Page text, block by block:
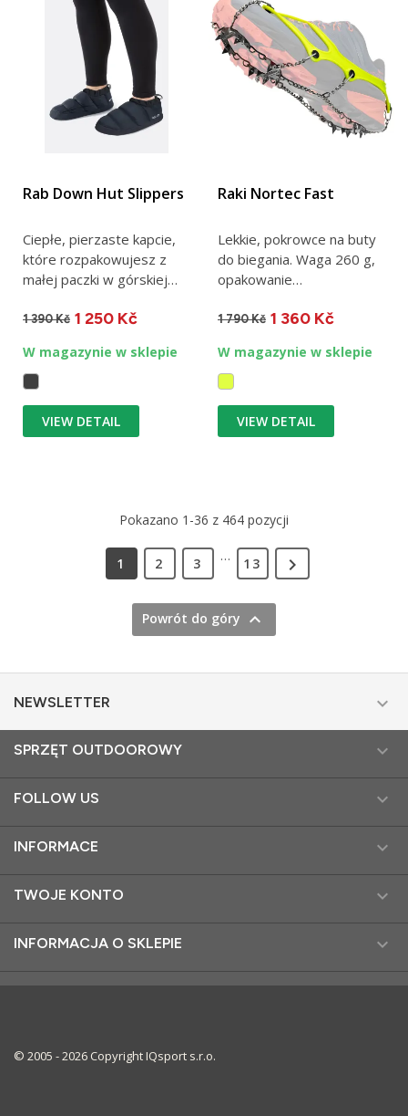
Rab Down Hut Slippers
Ciepłe, pierzaste kapcie,
które rozpakowujesz z
małej paczki w górskiej
1 390 Kč 1 250 Kč
W magazynie w sklepie
VIEW DETAIL
Raki Nortec Fast
Lekkie, pokrowce na buty
do biegania. Waga 260 g,
opakowanie
Przeznaczone do...
1 790 Kč 1 360 Kč
W magazynie w sklepie
VIEW DETAIL
Pokazano 1-36 z 464 pozycji
1 2 3 … 13 
Powrót do góry 
NEWSLETTER 
SPRZĘT OUTDOOROWY 
FOLLOW US 
INFORMACE 
TWOJE KONTO 
INFORMACJA O SKLEPIE 
© 2005 - 2026 Copyright IQsport s.r.o.